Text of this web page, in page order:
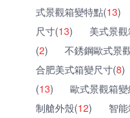
式景觀箱變特點(13)
尺寸(13) 美式景
(2) 不銹鋼歐式景
合肥美式箱變尺寸(8)
(13) 歐式景觀箱
制艙外殼(12) 智